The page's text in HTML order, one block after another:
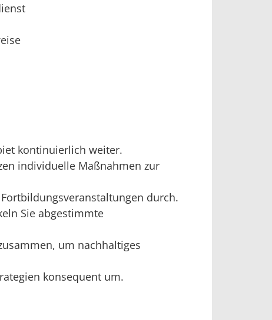
kontinuierlich weiter.
individuelle Maßnahmen zur
durch.
Sie abgestimmte
um nachhaltiges
konsequent um.